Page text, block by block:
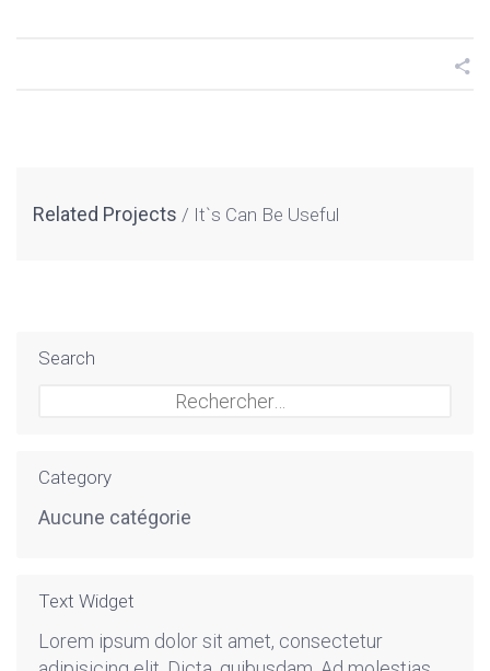
Related Projects It`s Can Be Useful
Search
Category
Aucune catégorie
Text Widget
Lorem ipsum dolor sit amet, consectetur